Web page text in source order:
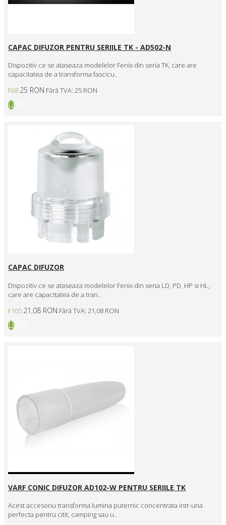
CAPAC DIFUZOR PENTRU SERIILE TK - AD502-N
Dispozitiv ce se ataseaza modelelor Fenix din seria TK, care are
capacitatea de a transforma fascicu..
F68 25 RON Fără TVA: 25 RON
CAPAC DIFUZOR
Dispozitiv ce se ataseaza modelelor Fenix din seria LD, PD, HP si HL,
care are capacitatea de a tran..
F105 21,08 RON Fără TVA: 21,08 RON
VARF CONIC DIFUZOR AD102-W PENTRU SERIILE TK
Acest accesoriu transforma lumina puternic concentrata intr-una
perfecta pentru citit, camping sau u..